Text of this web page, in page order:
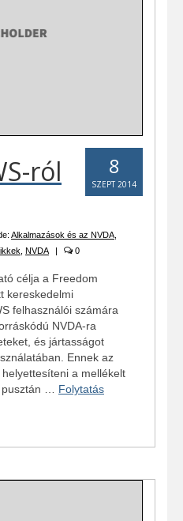
8
SZEPT 2014
ról
Alkalmazások és az NVDA,
, NVDA 0
célja a Freedom
kereskedelmi
felhasználói számára
NVDA-ra
és jártasságot
Ennek az
a mellékelt
pusztán … Folytatás